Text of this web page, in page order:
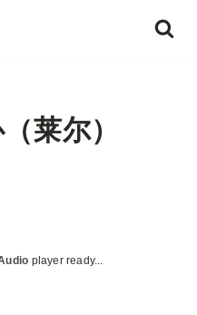
莱尔）
player ready...